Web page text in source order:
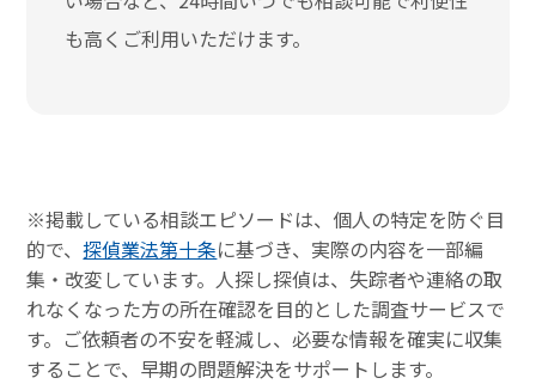
も高くご利用いただけます。
※掲載している相談エピソードは、個人の特定を防ぐ目
的で、探偵業法第十条に基づき、実際の内容を一部編
集・改変しています。人探し探偵は、失踪者や連絡の取
れなくなった方の所在確認を目的とした調査サービスで
す。ご依頼者の不安を軽減し、必要な情報を確実に収集
することで、早期の問題解決をサポートします。